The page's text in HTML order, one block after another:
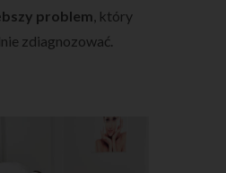
problem , który
zdiagnozować.